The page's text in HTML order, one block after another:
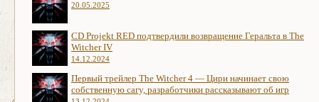
20.05.2025
CD Projekt RED подтвердили возвращение Геральта в The
Witcher IV
14.12.2024
Первый трейлер The Witcher 4 — Цири начинает свою
собственную сагу, разработчики рассказывают об игр